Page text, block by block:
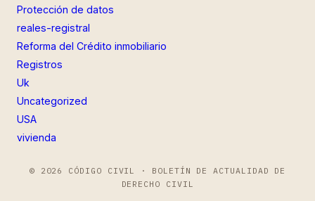
Protección de datos
reales-registral
Reforma del Crédito inmobiliario
Registros
Uk
Uncategorized
USA
vivienda
© 2026 CÓDIGO CIVIL · BOLETÍN DE ACTUALIDAD DE
DERECHO CIVIL